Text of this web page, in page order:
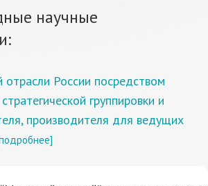
научные
России посредством
группировки и
производителя для ведущих